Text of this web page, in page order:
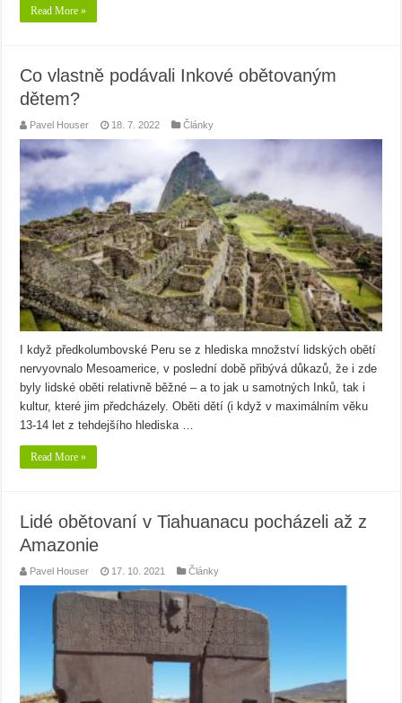
Read More »
Co vlastně podávali Inkové obětovaným
dětem?
Pavel Houser 18. 7. 2022 Články
I když předkolumbovské Peru se z hlediska množství lidských obětí
nervyovnalo Mesoamerice, v poslední době přibývá důkazů, že i zde
byly lidské oběti relativně běžné – a to jak u samotných Inků, tak i
kultur, které jim předcházely. Oběti dětí (i když v maximálním věku
13-14 let z tehdejšího hlediska …
Read More »
Lidé obětovaní v Tiahuanacu pocházeli až z
Amazonie
Pavel Houser 17. 10. 2021 Články